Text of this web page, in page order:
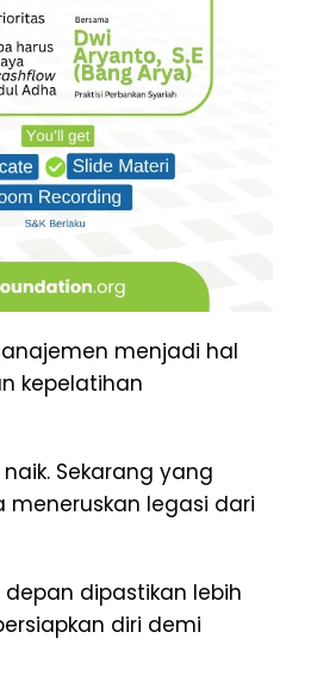
menjadi hal
kepelatihan
Sekarang yang
meneruskan legasi dari
dipastikan lebih
diri demi